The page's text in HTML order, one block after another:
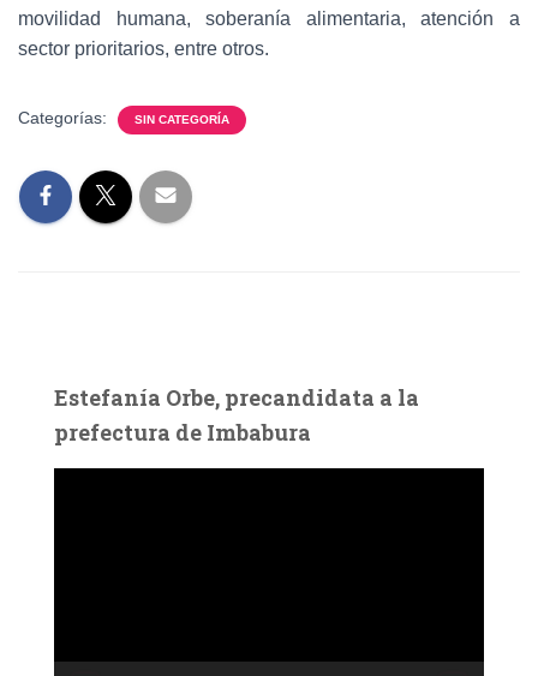
movilidad humana, soberanía alimentaria, atención a
sector prioritarios, entre otros.
Categorías: SIN CATEGORÍA
Estefanía Orbe, precandidata a la
prefectura de Imbabura
c